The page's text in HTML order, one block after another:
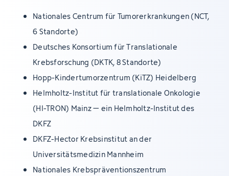
Nationales Centrum für Tumorerkrankungen (NCT,
6 Standorte)
Deutsches Konsortium für Translationale
Krebsforschung (DKTK, 8 Standorte)
Hopp-Kindertumorzentrum (KiTZ) Heidelberg
Helmholtz-Institut für translationale Onkologie
(HI-TRON) Mainz – ein Helmholtz-Institut des
DKFZ
DKFZ-Hector Krebsinstitut an der
Universitätsmedizin Mannheim
Nationales Krebspräventionszentrum